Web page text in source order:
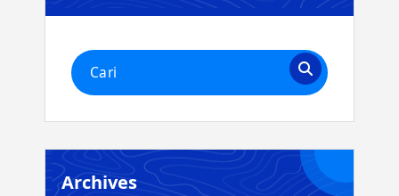
Pencarian
untuk:
Archives